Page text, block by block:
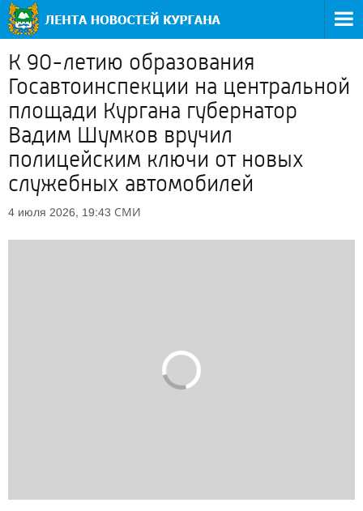
К 90-летию образования
Госавтоинспекции на центральной
площади Кургана губернатор
Вадим Шумков вручил
полицейским ключи от новых
служебных автомобилей
4 июля 2026, 19:43 СМИ